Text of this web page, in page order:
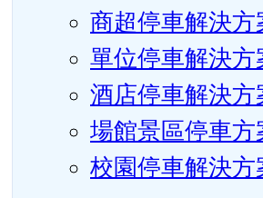
商超停車解決方
單位停車解決方
酒店停車解決方
場館景區停車方
校園停車解決方